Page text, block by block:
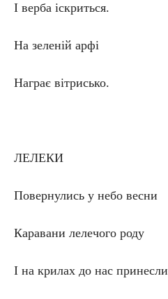
І верба іскриться.
На зеленій арфі
Награє вітрисько.
ЛЕЛЕКИ
Повернулись у небо весни
Каравани лелечого роду
І на крилах до нас принесли